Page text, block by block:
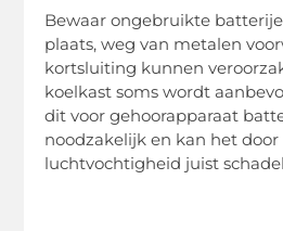
Bewaar ongebruikte
plaats, weg van metalen
kortsluiting kunnen
koelkast soms wordt
dit voor gehoorapparaat
noodzakelijk en kan het door
luchtvochtigheid juist